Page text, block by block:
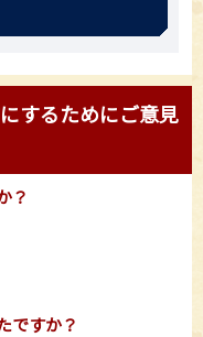
するためにご意見
？
ですか？